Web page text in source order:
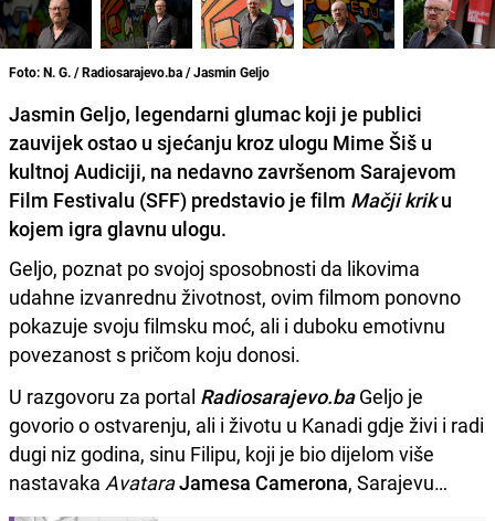
Foto: N. G. / Radiosarajevo.ba / Jasmin Geljo
Jasmin Geljo, legendarni glumac koji je publici
zauvijek ostao u sjećanju kroz ulogu Mime Šiš u
kultnoj Audiciji, na nedavno završenom Sarajevom
Film Festivalu (SFF) predstavio je film Mačji kriku
kojem igra glavnu ulogu.
Geljo, poznat po svojoj sposobnosti da likovima
udahne izvanrednu životnost, ovim filmom ponovno
pokazuje svoju filmsku moć, ali i duboku emotivnu
povezanost s pričom koju donosi.
U razgovoru za portal Radiosarajevo.baGeljo je
govorio o ostvarenju, ali i životu u Kanadi gdje živi i radi
dugi niz godina, sinu Filipu, koji je bio dijelom više
nastavaka AvataraJamesa Camerona, Sarajevu…